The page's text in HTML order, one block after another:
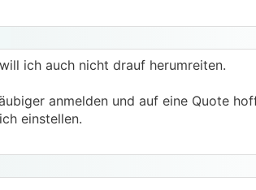
ich auch nicht drauf herumreiten.
anmelden und auf eine Quote
einstellen.